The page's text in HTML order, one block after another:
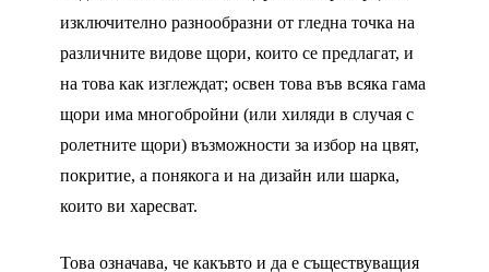
изключително разнообразни от гледна точка на
различните видове щори, които се предлагат, и
на това как изглеждат; освен това във всяка гама
щори има многобройни (или хиляди в случая с
ролетните щори) възможности за избор на цвят,
покритие, а понякога и на дизайн или шарка,
които ви харесват.
Това означава, че какъвто и да е съществуващия